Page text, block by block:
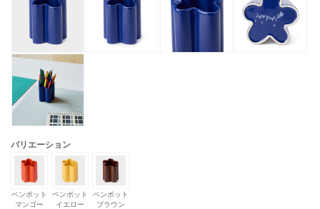
バリエーション
ペンポット
マンゴー
ペンポット
イエロー
ペンポット
ブラウン